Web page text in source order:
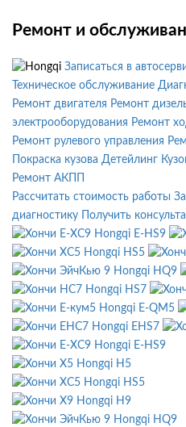
Ремонт и
Записаться в
Техническое обслуживание
Ремонт двигателя Ремонт
электрооборудования Ремонт
Ремонт рулевого управления
Покраска кузова Детейлинг
Ремонт АКПП
Рассчитать стоимость работы
диагностику
Получить
Hongqi E-HS9
Hongqi HS5
Hongqi HQ9
Hongqi HS7
Hongqi E-QM5
Hongqi EHS7
Hongqi E-HS9
Hongqi H5
Hongqi HS5
Hongqi H9
Hongqi HQ9